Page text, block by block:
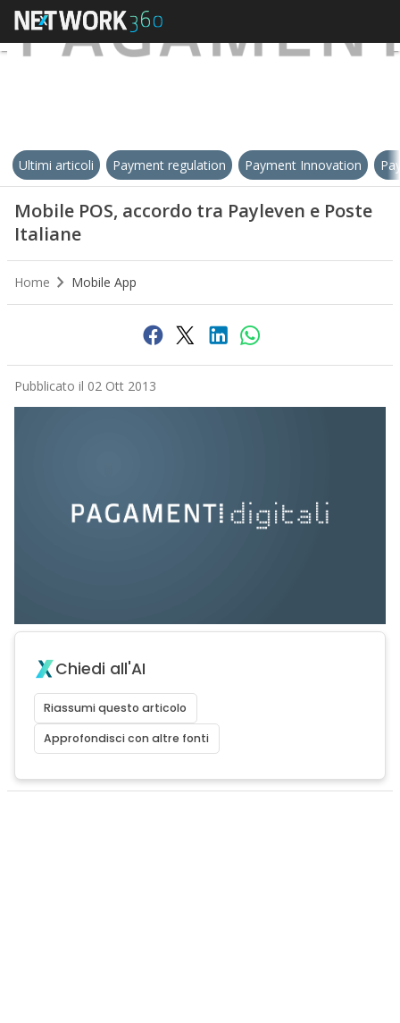
Ultimi articoli Payment regulation Payment Innovation
Mobile POS, accordo tra Payleven e Poste
Italiane
Home Mobile App
Pubblicato il 02 Ott 2013
Chiedi all'AI
Riassumi questo articolo
Approfondisci con altre fonti